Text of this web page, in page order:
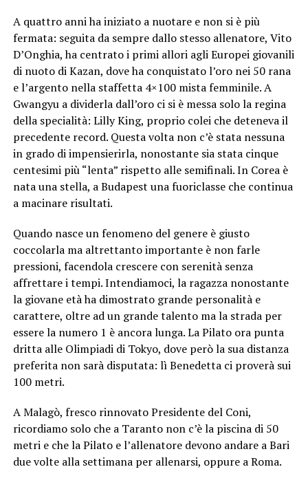
A quattro anni ha iniziato a nuotare e non si è più
fermata: seguita da sempre dallo stesso allenatore, Vito
D’Onghia, ha centrato i primi allori agli Europei giovanili
di nuoto di Kazan, dove ha conquistato l’oro nei 50 rana
e l’argento nella staffetta 4×100 mista femminile. A
Gwangyu a dividerla dall’oro ci si è messa solo la regina
della specialità: Lilly King, proprio colei che deteneva il
precedente record. Questa volta non c’è stata nessuna
in grado di impensierirla, nonostante sia stata cinque
centesimi più “lenta” rispetto alle semifinali. In Corea è
nata una stella, a Budapest una fuoriclasse che continua
a macinare risultati.
Quando nasce un fenomeno del genere è giusto
coccolarla ma altrettanto importante è non farle
pressioni, facendola crescere con serenità senza
affrettare i tempi. Intendiamoci, la ragazza nonostante
la giovane età ha dimostrato grande personalità e
carattere, oltre ad un grande talento ma la strada per
essere la numero 1 è ancora lunga. La Pilato ora punta
dritta alle Olimpiadi di Tokyo, dove però la sua distanza
preferita non sarà disputata: lì Benedetta ci proverà sui
100 metri.
A Malagò, fresco rinnovato Presidente del Coni,
ricordiamo solo che a Taranto non c’è la piscina di 50
metri e che la Pilato e l’allenatore devono andare a Bari
due volte alla settimana per allenarsi, oppure a Roma.